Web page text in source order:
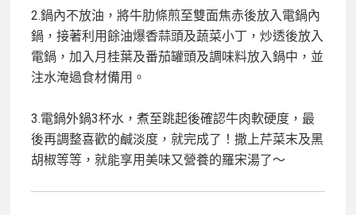
2.鍋內不放油，將牛肋條煎至雙面焦赤後放入電鍋內
鍋，接著利用餘油爆香蒜頭及蔬菜小丁，炒透後放入
電鍋，加入月桂葉及番茄罐頭及調味料放入鍋中，並
注水淹過食材備用。
3.電鍋外鍋3杯水，煮至跳起後確認牛肉軟硬度，最
後再調整喜歡的鹹淡度，就完成了！撒上芹菜末及黑
胡椒等等，就能享用美味又營養的羅宋湯了～